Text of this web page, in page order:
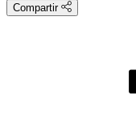
Compartir